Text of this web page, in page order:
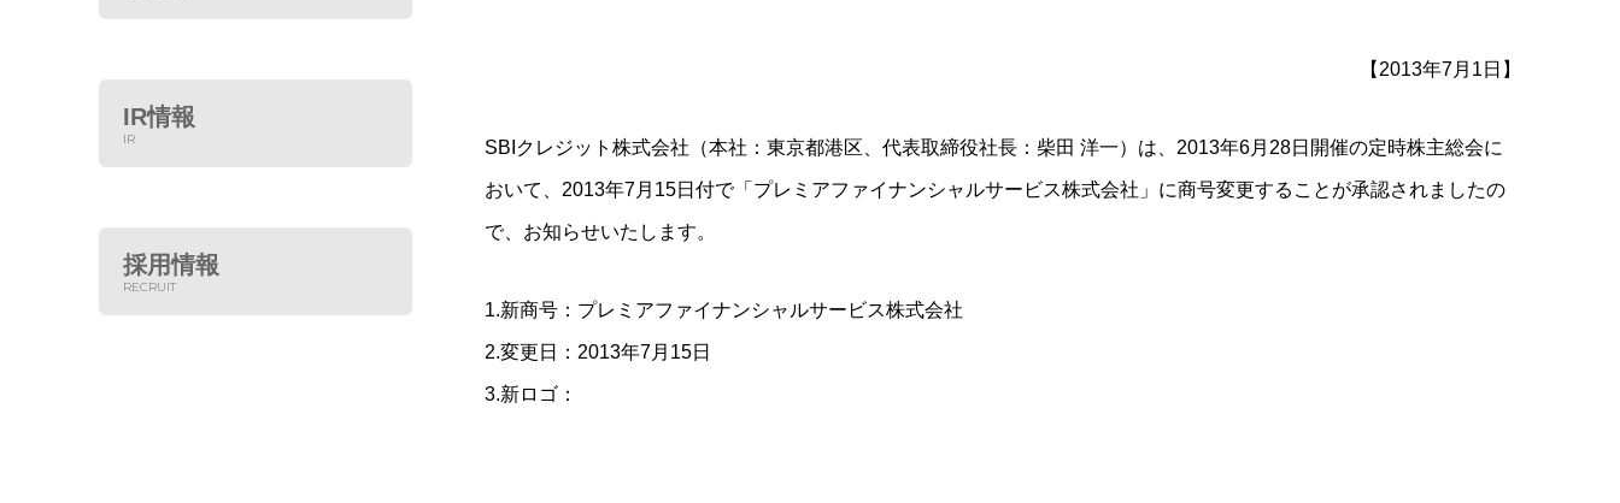
IR情報
IR
採用情報
RECRUIT
【2013年7月1日】
SBIクレジット株式会社（本社：東京都港区、代表取締役社長：柴田 洋一）は、2013年6月28日開催の定時株主総会に
おいて、2013年7月15日付で「プレミアファイナンシャルサービス株式会社」に商号変更することが承認されましたの
で、お知らせいたします。
1.新商号：プレミアファイナンシャルサービス株式会社
2.変更日：2013年7月15日
3.新ロゴ：